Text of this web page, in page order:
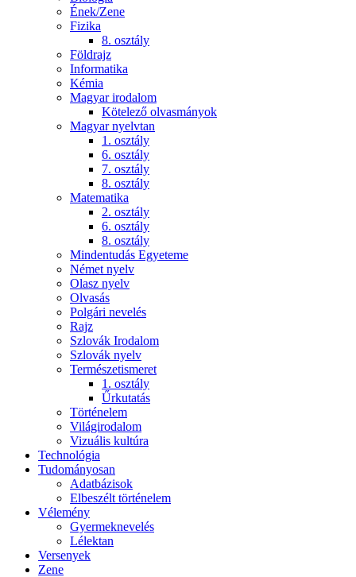
Ének/Zene
Fizika
8. osztály
Földrajz
Informatika
Kémia
Magyar irodalom
Kötelező olvasmányok
Magyar nyelvtan
1. osztály
6. osztály
7. osztály
8. osztály
Matematika
2. osztály
6. osztály
8. osztály
Mindentudás Egyeteme
Német nyelv
Olasz nyelv
Olvasás
Polgári nevelés
Rajz
Szlovák Irodalom
Szlovák nyelv
Természetismeret
1. osztály
Űrkutatás
Történelem
Világirodalom
Vizuális kultúra
Technológia
Tudományosan
Adatbázisok
Elbeszélt történelem
Vélemény
Gyermeknevelés
Lélektan
Versenyek
Zene